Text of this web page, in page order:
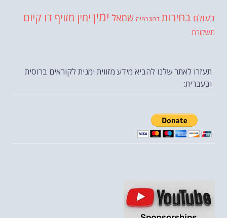
בעולם בחירות דמוגרפיה שמאל ימין ימין מזויף דו קיום
תשקורת
תעזרו לאתר שלנו להביא מידע מזווית ימנית לקוראים ברוסית
ובעברית: